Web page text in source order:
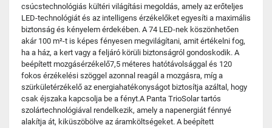
csúcstechnológiás kültéri világítási megoldás, amely az erőteljes
LED-technológiát és az intelligens érzékelőket egyesíti a maximális
biztonság és kényelem érdekében. A 74 LED-nek köszönhetően
akár 100 m²-t is képes fényesen megvilágítani, amit értékelni fog,
ha a ház, a kert vagy a feljáró körüli biztonságról gondoskodik. A
beépített mozgásérzékelő7,5 méteres hatótávolsággal és 120
fokos érzékelési szöggel azonnal reagál a mozgásra, míg a
szürkületérzékelő az energiahatékonyságot biztosítja azáltal, hogy
csak éjszaka kapcsolja be a fényt.A Panta TrioSolar tartós
szolártechnológiával rendelkezik, amely a napenergiát fénnyé
alakítja át, kiküszöbölve az áramköltségeket. A beépített